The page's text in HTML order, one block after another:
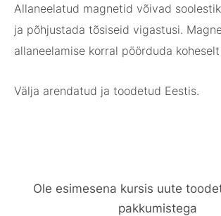
Allaneelatud magnetid võivad
ja põhjustada tõsiseid vigastusi.
allaneelamise korral pöörduda
Välja arendatud ja toodetud Eestis.
Ole esimesena kursis uute
pakkumistega